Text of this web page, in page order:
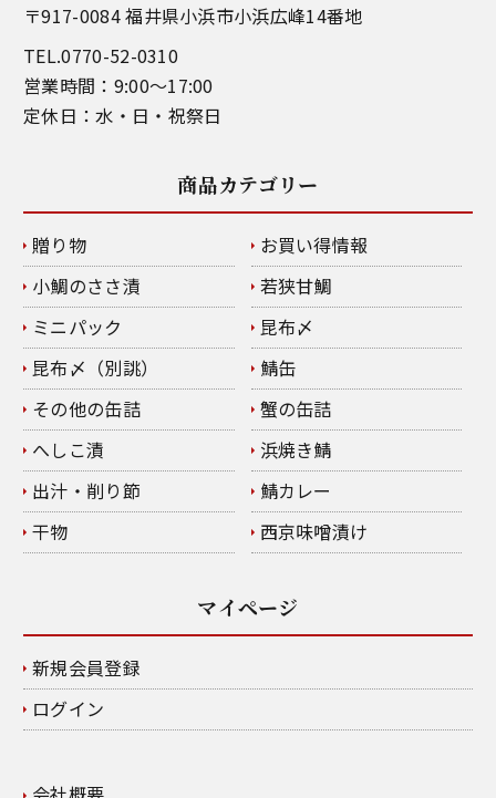
〒917-0084 福井県小浜市小浜広峰14番地
TEL.0770-52-0310
営業時間：9:00～17:00
定休日：水・日・祝祭日
商品カテゴリー
贈り物
お買い得情報
小鯛のささ漬
若狭甘鯛
ミニパック
昆布〆
昆布〆（別誂）
鯖缶
その他の缶詰
蟹の缶詰
へしこ漬
浜焼き鯖
出汁・削り節
鯖カレー
干物
西京味噌漬け
マイページ
新規会員登録
ログイン